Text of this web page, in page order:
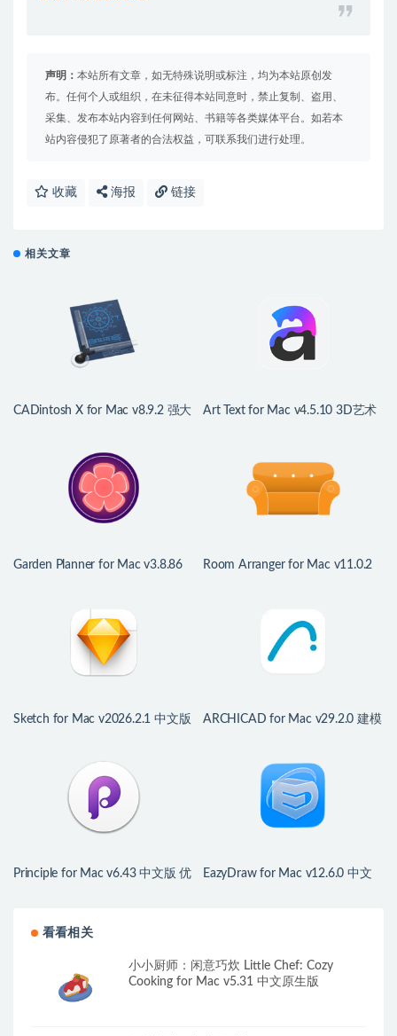
声明： 本站所有文章，如无特殊说明或标注，均为本站原创发
布。任何个人或组织，在未征得本站同意时，禁止复制、盗用、
采集、发布本站内容到任何网站、书籍等各类媒体平台。如若本
站内容侵犯了原著者的合法权益，可联系我们进行处理。
收藏 海报 链接
相关文章
CADintosh X for Mac v8.9.2 强大
Art Text for Mac v4.5.10 3D艺术
Garden Planner for Mac v3.8.86
Room Arranger for Mac v11.0.2
Sketch for Mac v2026.2.1 中文版
ARCHICAD for Mac v29.2.0 建模
Principle for Mac v6.43 中文版 优
EazyDraw for Mac v12.6.0 中文
看看相关
小小厨师：闲意巧炊 Little Chef: Cozy
Cooking for Mac v5.31 中文原生版